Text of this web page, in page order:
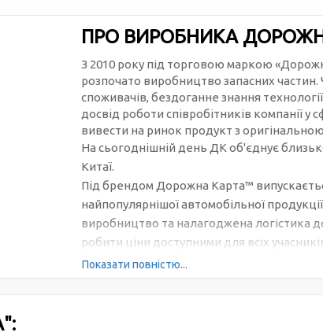
ПРО ВИРОБНИКА
З 2010 року під торговою маркою
розпочато виробництво запасних частин.
споживачів, бездоганне знання
досвід роботи співробітників компанії
вивести на ринок продукт з
На сьогоднішній день ДК об'єднує
Китаї.
Під брендом Дорожна Карта™
найпопулярнішої автомобільної
виробництво та налагоджена логістика
робити ціни доступними для всіх
Показати повністю...